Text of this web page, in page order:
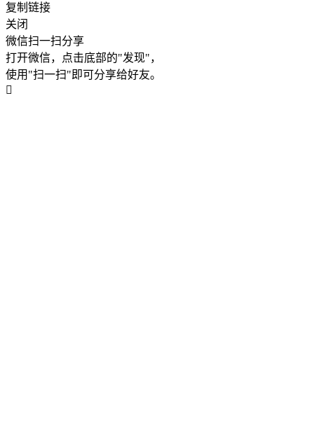
复制链接
关闭
微信扫一扫分享
打开微信，点击底部的"发现"，
使用"扫一扫"即可分享给好友。